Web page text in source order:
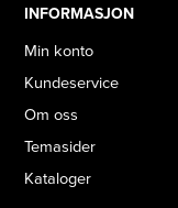
INFORMASJON
Min konto
Kundeservice
Om oss
Temasider
Kataloger